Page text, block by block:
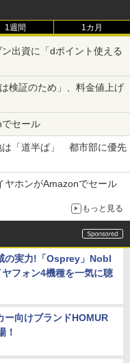
1週間 1カ月
出資に「dポイント使える
検証のため」、料金値上げ
セール
は「道半ば」 都市部に優先
ヤホンがAmazonでセール
もっと見る
の実力!「Osprey」Nobl
フォン4機種を一気に聴
ー向けブランドHOMUR
！